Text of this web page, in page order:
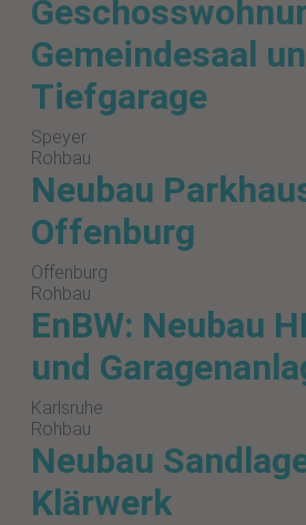
Gemeindesaal
Tiefgarage
Speyer
Rohbau
Neubau
Offenburg
Offenburg
Rohbau
EnBW: Neubau
und
Karlsruhe
Rohbau
Neubau
Klärwerk